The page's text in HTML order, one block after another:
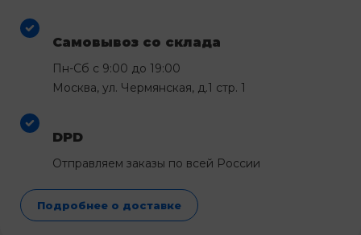
Самовывоз со склада
Пн-Сб с 9:00 до 19:00
Москва, ул. Чермянская, д.1 стр. 1
DPD
Отправляем заказы по всей России
Подробнее о доставке